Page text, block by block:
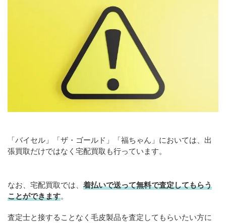
「バイセル」「ザ・ゴールド」「福ちゃん」においては、出
張買取だけではなく宅配買取も行っています。
なお、宅配買取では、 着払いで送って無料で査定してもらう
ことができます。
査定士と接することなく毛皮製品を査定してもらいたい方に